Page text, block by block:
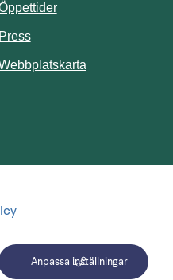
Anpassa inställningar
Press